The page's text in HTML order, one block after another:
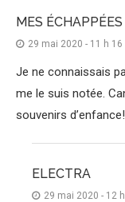
MES
29 mai 2020 - 11 h 16
Je ne connaissais
me le suis notée.
souvenirs d’enfance!
ELECTRA
29 mai 2020 - 12